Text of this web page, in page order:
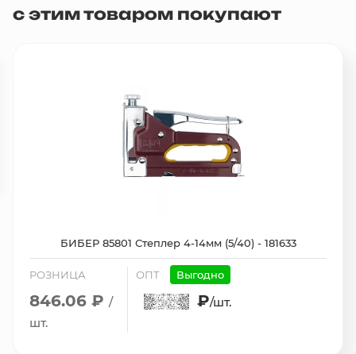
с этим товаром покупают
БИБЕР 85801 Степлер 4-14мм (5/40) - 181633
РОЗНИЦА
846.06 ₽ /
шт.
ОПТ Выгодно
₽/шт.